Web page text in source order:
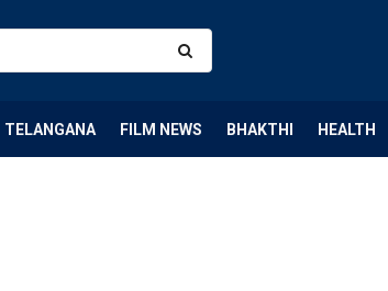
TELANGANA FILM NEWS BHAKTHI HEALTH